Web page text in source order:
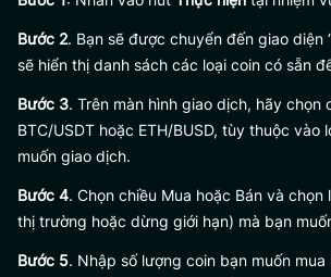
Bước 2. Bạn sẽ được chuyển đến giao diện
sẽ hiển thị danh sách các loại coin có sẵn
Bước 3. Trên màn hình giao dịch, hãy chọn
BTC/USDT hoặc ETH/BUSD, tùy thuộc vào
muốn giao dịch.
Bước 4. Chọn chiều Mua hoặc Bán và chọn
thị trường hoặc dừng giới hạn) mà bạn
Bước 5. Nhập số lượng coin bạn muốn mua